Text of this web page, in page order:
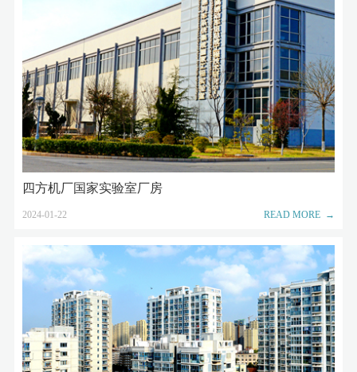
四方机厂国家实验室厂房
READ MORE →
2024-01-22